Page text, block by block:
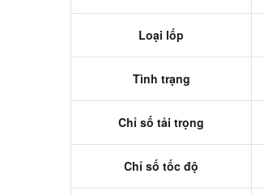
Loại lốp
Tình trạng
Chỉ số tải trọng
Chỉ số tốc độ